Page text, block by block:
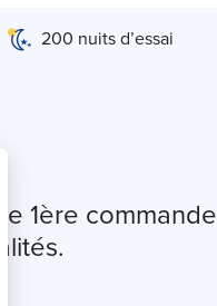
200 nuits d’essai
1ère commande